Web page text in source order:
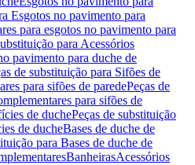
Esgotos no pavimento para
para esgotos no pavimento para
para Acessórios
pavimento para duche de
de substituição para Sifões de
para sifões de paredePeças de
para sifões de
de duchePeças de substituição
de ducheBases de duche de
para Bases de duche de
BanheirasAcessórios